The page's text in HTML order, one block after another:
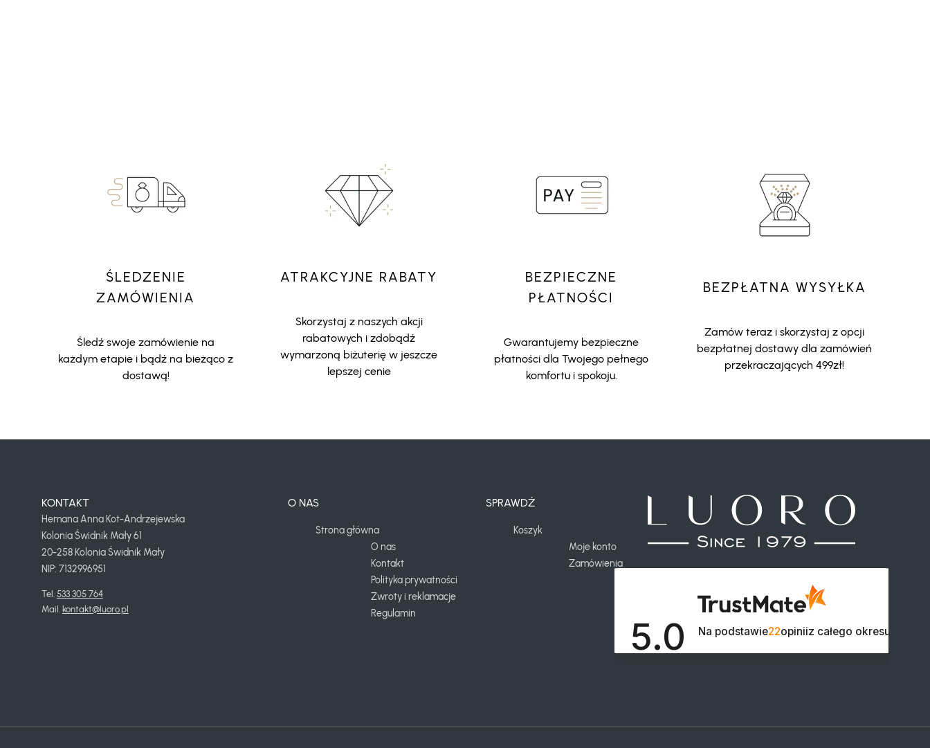
ŚLEDZENIE
ZAMÓWIENIA
Śledź swoje zamówienie na
każdym etapie i bądź na bieżąco z
dostawą!
ATRAKCYJNE RABATY
Skorzystaj z naszych akcji
rabatowych i zdobądź
wymarzoną biżuterię w jeszcze
lepszej cenie
BEZPIECZNE
PŁATNOŚCI
Gwarantujemy bezpieczne
płatności dla Twojego pełnego
komfortu i spokoju.
BEZPŁATNA WYSYŁKA
Zamów teraz i skorzystaj z opcji
bezpłatnej dostawy dla zamówień
przekraczających 499zł!
KONTAKT
Hemana Anna Kot-Andrzejewska
Kolonia Świdnik Mały 61
20-258 Kolonia Świdnik Mały
NIP: 7132996951
Tel. 533 305 764
Mail. kontakt@luoro.pl
O NAS
Strona główna
O nas
Kontakt
Polityka prywatności
Zwroty i reklamacje
Regulamin
SPRAWDŹ
Koszyk
Moje konto
Zamówienia
5.0 Na podstawie22opiniiz całego okresu